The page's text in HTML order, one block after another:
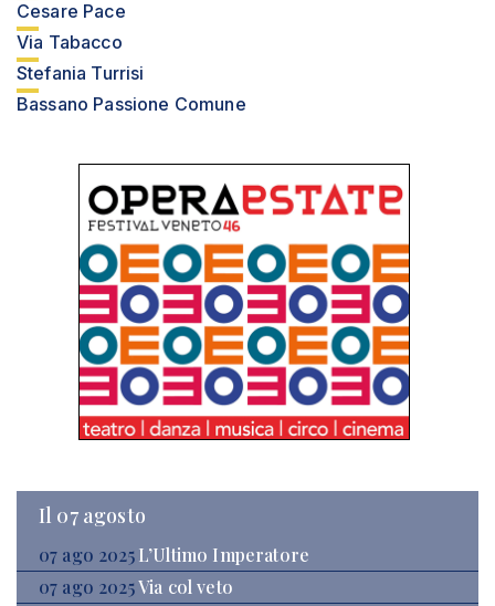
Cesare Pace
Via Tabacco
Stefania Turrisi
Bassano Passione Comune
Il 07 agosto
07 ago 2025 L’Ultimo Imperatore
07 ago 2025Via col veto